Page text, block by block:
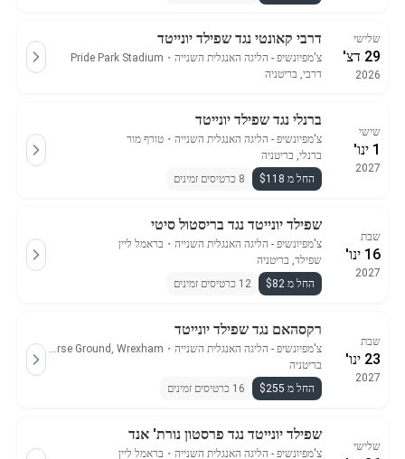
שלישי
29 דצ'
2026
דרבי קאונטי נגד שפילד יונייטד
צ'מפיונשיפ - הליגה האנגלית השנייה ・
Pride Park Stadium
דרבי, בריטניה
שישי
1 ינו'
2027
ברנלי נגד שפילד יונייטד
צ'מפיונשיפ - הליגה האנגלית השנייה ・ טורף מור
ברנלי, בריטניה
החל מ $118
8 כרטיסים זמינים
שבת
16 ינו'
2027
שפילד יונייטד נגד בריסטול סיטי
צ'מפיונשיפ - הליגה האנגלית השנייה ・ בראמל ליין
שפילד, בריטניה
החל מ $82
12 כרטיסים זמינים
שבת
23 ינו'
2027
רקסהאם נגד שפילד יונייטד
צ'מפיונשיפ - הליגה האנגלית השנייה ・
Racecourse Ground, Wrexham
בריטניה
החל מ $255
16 כרטיסים זמינים
שלישי
שפילד יונייטד נגד פרסטון נורת' אנד
צ'מפיונשיפ - הליגה האנגלית השנייה ・ בראמל ליין